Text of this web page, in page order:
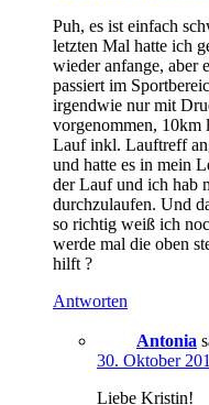
Puh, es ist einfach
letzten Mal hatte ich
wieder anfange, aber
passiert im
irgendwie nur mit
vorgenommen, 10km
Lauf inkl. Lauftreff
und hatte es in mein
der Lauf und ich hab
durchzulaufen. Und
so richtig weiß ich
werde mal die oben
hilft ?
Antworten
Antonia
30. Oktober
Liebe Kristin!